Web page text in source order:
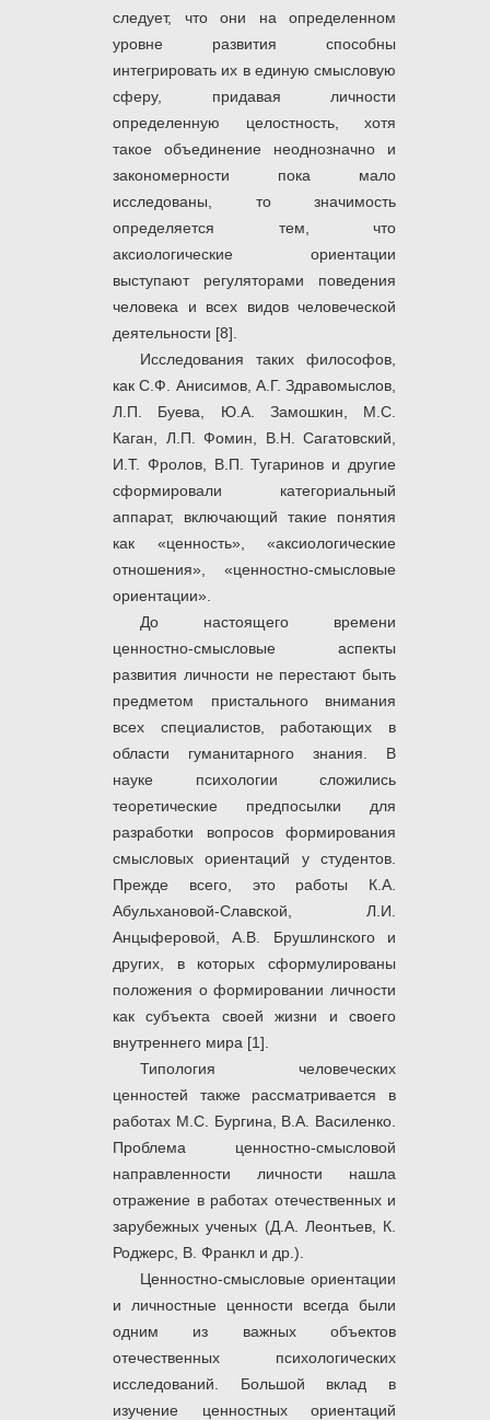
следует, что они на определенном
уровне развития способны
интегрировать их в единую смысловую
сферу, придавая личности
определенную целостность, хотя
такое объединение неоднозначно и
закономерности пока мало
исследованы, то значимость
определяется тем, что
аксиологические ориентации
выступают регуляторами поведения
человека и всех видов человеческой
деятельности [8].
Исследования таких философов,
как С.Ф. Анисимов, А.Г. Здравомыслов,
Л.П. Буева, Ю.А. Замошкин, М.С.
Каган, Л.П. Фомин, В.Н. Сагатовский,
И.Т. Фролов, В.П. Тугаринов и другие
сформировали категориальный
аппарат, включающий такие понятия
как «ценность», «аксиологические
отношения», «ценностно-смысловые
ориентации».
До настоящего времени
ценностно-смысловые аспекты
развития личности не перестают быть
предметом пристального внимания
всех специалистов, работающих в
области гуманитарного знания. В
науке психологии сложились
теоретические предпосылки для
разработки вопросов формирования
смысловых ориентаций у студентов.
Прежде всего, это работы К.А.
Абульхановой-Славской, Л.И.
Анцыферовой, А.В. Брушлинского и
других, в которых сформулированы
положения о формировании личности
как субъекта своей жизни и своего
внутреннего мира [1].
Типология человеческих
ценностей также рассматривается в
работах М.С. Бургина, В.А. Василенко.
Проблема ценностно-смысловой
направленности личности нашла
отражение в работах отечественных и
зарубежных ученых (Д.А. Леонтьев, К.
Роджерс, В. Франкл и др.).
Ценностно-смысловые ориентации
и личностные ценности всегда были
одним из важных объектов
отечественных психологических
исследований. Большой вклад в
изучение ценностных ориентаций